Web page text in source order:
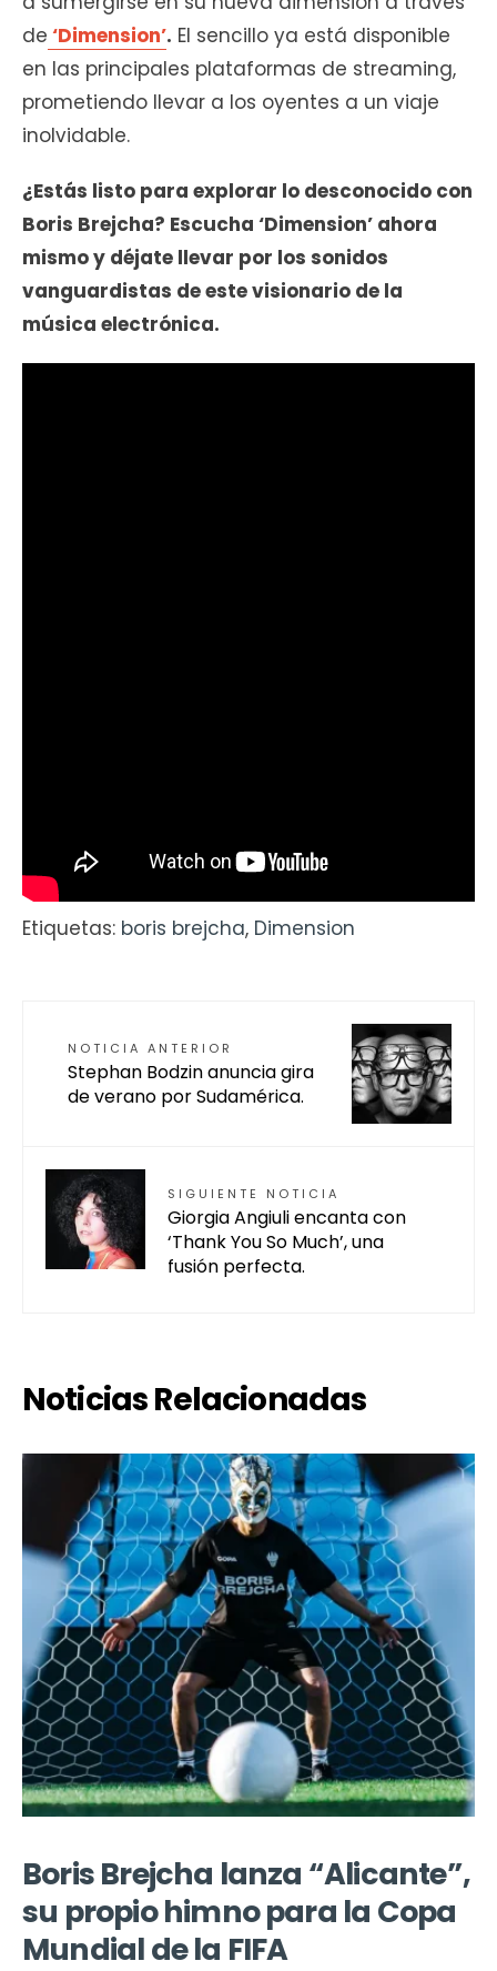
de ‘Dimension’. El sencillo ya está disponible
en las principales plataformas de streaming,
prometiendo llevar a los oyentes a un viaje
inolvidable.
¿Estás listo para explorar lo desconocido con
Boris Brejcha? Escucha ‘Dimension’ ahora
mismo y déjate llevar por los sonidos
vanguardistas de este visionario de la
música electrónica.
Etiquetas: boris brejcha, Dimension
NOTICIA ANTERIOR
Stephan Bodzin anuncia gira
de verano por Sudamérica.
SIGUIENTE NOTICIA
Giorgia Angiuli encanta con
‘Thank You So Much’, una
fusión perfecta.
Noticias Relacionadas
Boris Brejcha lanza “Alicante”,
su propio himno para la Copa
Mundial de la FIFA